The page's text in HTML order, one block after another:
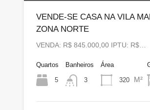
VENDE-SE CASA NA VILA
ZONA NORTE
VENDA: R$ 845.000,00 IPTU: R$…
Quartos
5
Banheiros
3
Área
320 M²